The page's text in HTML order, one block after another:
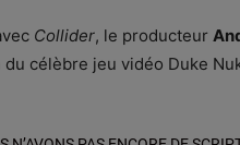
Collider, le producteur
du célèbre jeu vidéo Duke